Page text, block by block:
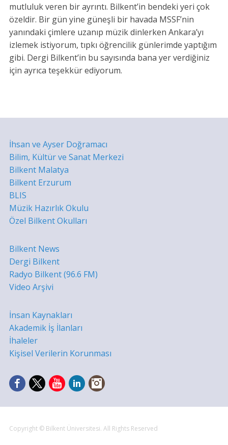
mutluluk veren bir ayrıntı. Bilkent’in bendeki yeri çok
özeldir. Bir gün yine güneşli bir havada MSSF’nin
yanındaki çimlere uzanıp müzik dinlerken Ankara’yı
izlemek istiyorum, tıpkı öğrencilik günlerimde yaptığım
gibi. Dergi Bilkent’in bu sayısında bana yer verdiğiniz
için ayrıca teşekkür ediyorum.
İhsan ve Ayser Doğramacı
Bilim, Kültür ve Sanat Merkezi
Bilkent Malatya
Bilkent Erzurum
BLIS
Müzik Hazırlık Okulu
Özel Bilkent Okulları
Bilkent News
Dergi Bilkent
Radyo Bilkent (96.6 FM)
Video Arşivi
İnsan Kaynakları
Akademik İş İlanları
İhaleler
Kişisel Verilerin Korunması
Copyright © Bilkent Üniversitesi. All Rights Reserved